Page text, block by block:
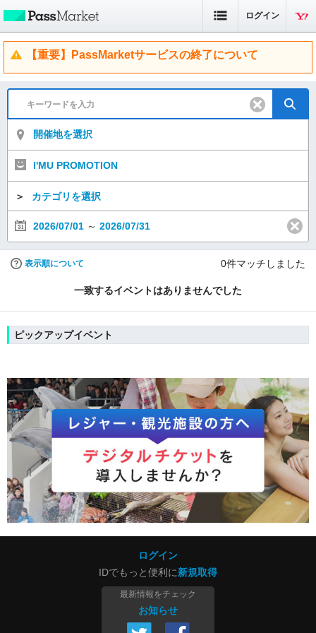
ログイン
【重要】PassMarketサービスの終了について
開催地を選択
I'MU PROMOTION
＞ カテゴリを選択
2026/07/01 ～ 2026/07/31
表示順について 0件マッチしました
一致するイベントはありませんでした
ピックアップイベント
ログイン
IDでもっと便利に新規取得
最新情報をチェック
お知らせ